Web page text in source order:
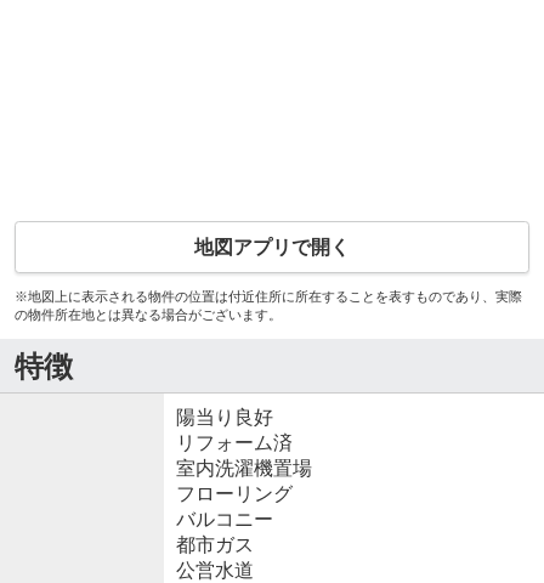
地図アプリで開く
※地図上に表示される物件の位置は付近住所に所在することを表すものであり、実際
の物件所在地とは異なる場合がございます。
特徴
陽当り良好
リフォーム済
室内洗濯機置場
フローリング
バルコニー
都市ガス
公営水道